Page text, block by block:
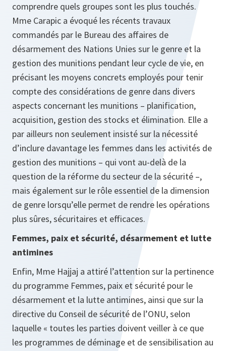
comprendre quels groupes sont les plus touchés.
Mme Carapic a évoqué les récents travaux
commandés par le Bureau des affaires de
désarmement des Nations Unies sur le genre et la
gestion des munitions pendant leur cycle de vie, en
précisant les moyens concrets employés pour tenir
compte des considérations de genre dans divers
aspects concernant les munitions – planification,
acquisition, gestion des stocks et élimination. Elle a
par ailleurs non seulement insisté sur la nécessité
d’inclure davantage les femmes dans les activités de
gestion des munitions – qui vont au-delà de la
question de la réforme du secteur de la sécurité –,
mais également sur le rôle essentiel de la dimension
de genre lorsqu’elle permet de rendre les opérations
plus sûres, sécuritaires et efficaces.
Femmes, paix et sécurité, désarmement et lutte
antimines
Enfin, Mme Hajjaj a attiré l’attention sur la pertinence
du programme Femmes, paix et sécurité pour le
désarmement et la lutte antimines, ainsi que sur la
directive du Conseil de sécurité de l’ONU, selon
laquelle « toutes les parties doivent veiller à ce que
les programmes de déminage et de sensibilisation au